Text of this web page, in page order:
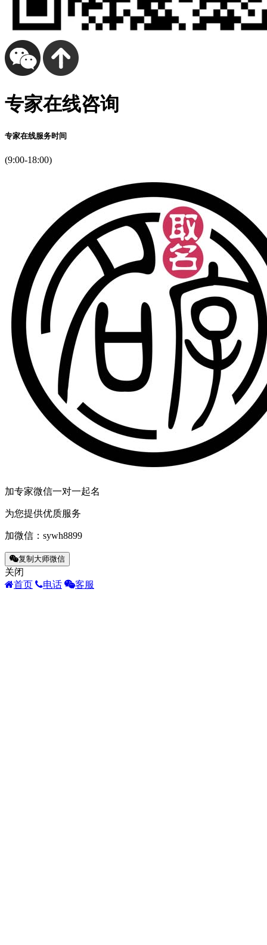
专家在线咨询
专家在线服务时间
(9:00-18:00)
加专家微信一对一起名
为您提供优质服务
加微信： sywh8899
复制大师微信
关闭
首页
电话 客服